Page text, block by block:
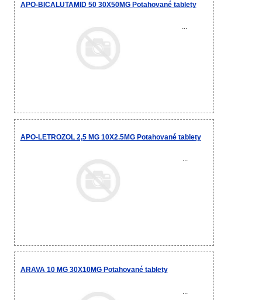
APO-BICALUTAMID 50 30X50MG Potahované tablety
...
APO-LETROZOL 2,5 MG 10X2.5MG Potahované tablety
...
ARAVA 10 MG 30X10MG Potahované tablety
...